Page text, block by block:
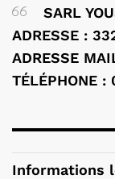
SARL
ADRESSE :
ADRESSE
TÉLÉPHONE :
Informations